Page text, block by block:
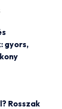
gyors,
Rosszak